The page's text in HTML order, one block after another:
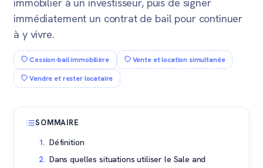
immédiatement un contrat de bail pour continuer
à y vivre.
Cession-bail immobilière
Vente et location simultanée
Vendre et rester locataire
SOMMAIRE
Définition
Dans quelles situations utiliser le Sale and